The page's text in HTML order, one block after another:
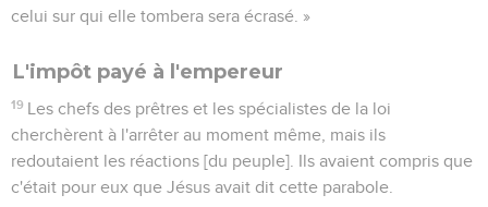
celui sur qui elle tombera sera écrasé. »
L'impôt payé à l'empereur
19 Les chefs des prêtres et les spécialistes de la loi
cherchèrent à l'arrêter au moment même, mais ils
redoutaient les réactions [du peuple]. Ils avaient compris que
c'était pour eux que Jésus avait dit cette parabole.